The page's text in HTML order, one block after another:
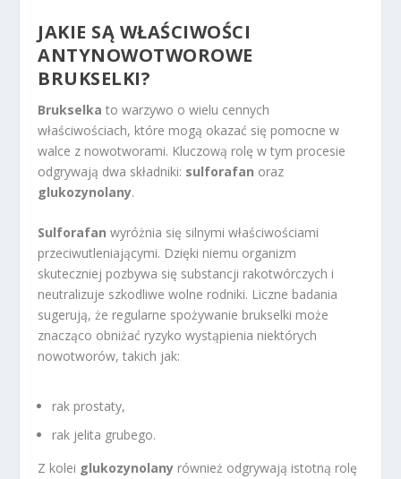
JAKIE SĄ WŁAŚCIWOŚCI
ANTYNOWOTWOROWE
BRUKSELKI?
Brukselka to warzywo o wielu cennych
właściwościach, które mogą okazać się pomocne w
walce z nowotworami. Kluczową rolę w tym procesie
odgrywają dwa składniki: sulforafan oraz
glukozynolany.
Sulforafan wyróżnia się silnymi właściwościami
przeciwutleniającymi. Dzięki niemu organizm
skuteczniej pozbywa się substancji rakotwórczych i
neutralizuje szkodliwe wolne rodniki. Liczne badania
sugerują, że regularne spożywanie brukselki może
znacząco obniżać ryzyko wystąpienia niektórych
nowotworów, takich jak:
rak prostaty,
rak jelita grubego.
Z kolei glukozynolany również odgrywają istotną rolę